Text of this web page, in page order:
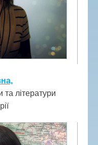
та літератури